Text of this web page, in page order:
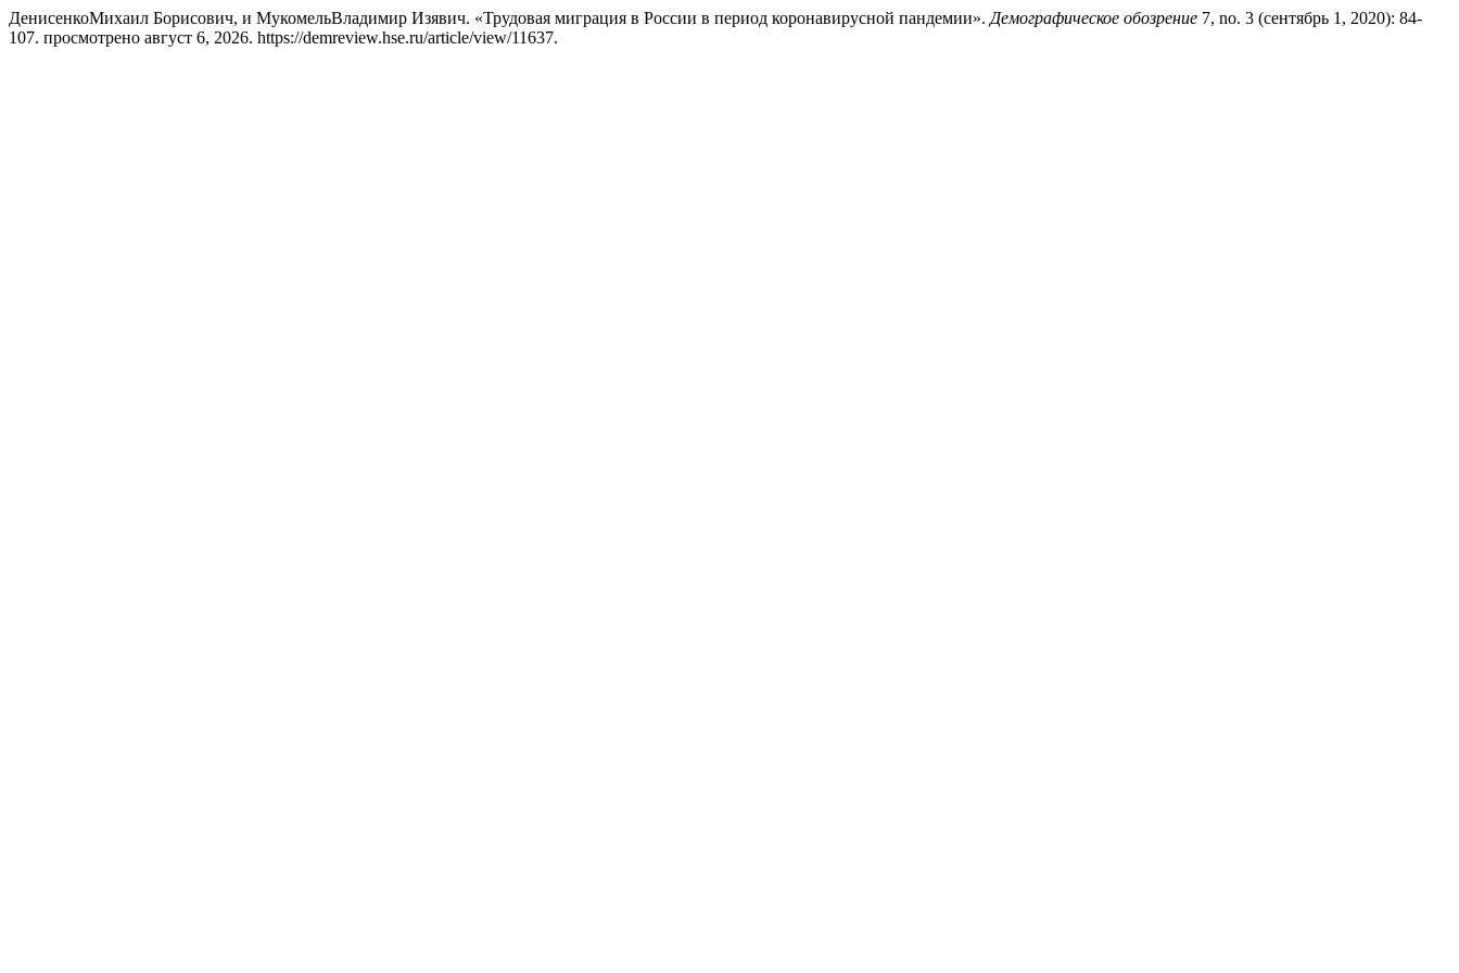
ДенисенкоМихаил Борисович, и МукомельВладимир Изявич. «Трудовая миграция в России в период коронавирусной пандемии». Демографическое обозрение 7, no. 3 (сентябрь 1, 2020): 84-
107. просмотрено август 6, 2026. https://demreview.hse.ru/article/view/11637.